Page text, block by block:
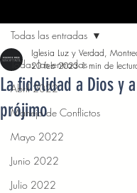
Todas las entradas
Abril 2022
Manejo de Conflictos
Mayo 2022
Junio 2022
Julio 2022
Todas las entradas
La fidelidad a Dios y
prójimo
Iglesia Luz y Verdad,
20 feb 2023 1 min de